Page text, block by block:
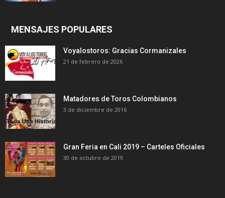
MENSAJES POPULARES
Voyalostoros: Gracias Cormanizales
21 de febrero de 2026
Matadores de Toros Colombianos
3 de diciembre de 2016
Gran Feria en Cali 2019 – Carteles Oficiales
30 de octubre de 2019